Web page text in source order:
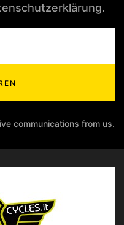
communications from us.